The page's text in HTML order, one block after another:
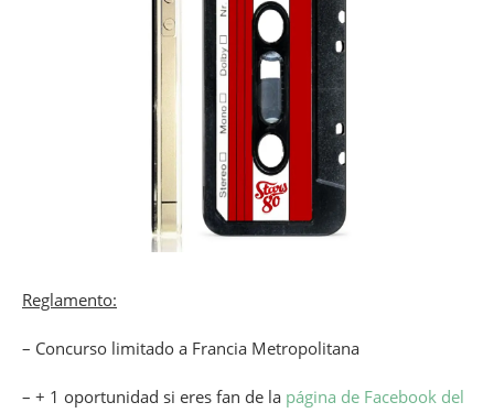
Reglamento:
– Concurso limitado a Francia Metropolitana
– + 1 oportunidad si eres fan de la página de Facebook del